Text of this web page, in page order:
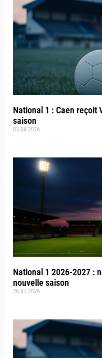
National 1 : Caen reçoit
saison
03.08.2026
National 1 2026-2027 :
nouvelle saison
26.07.2026